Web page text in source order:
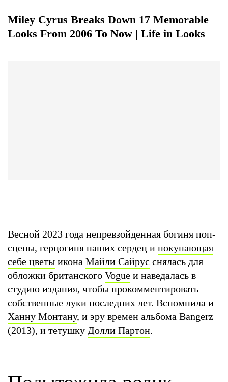
Miley Cyrus Breaks Down 17 Memorable
Looks From 2006 To Now | Life in Looks
Весной 2023 года непревзойденная богиня поп-
сцены, герцогиня наших сердец и покупающая
себе цветы икона Майли Сайрус снялась для
обложки британского Vogue и наведалась в
студию издания, чтобы прокомментировать
собственные луки последних лет. Вспомнила и
Ханну Монтану, и эру времен альбома Bangerz
(2013), и тетушку Долли Партон.